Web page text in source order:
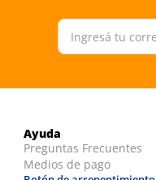
Ayuda
Preguntas Frecuentes
Medios de pago